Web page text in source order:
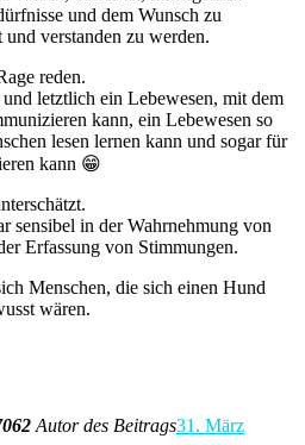
und dem Wunsch zu
verstanden zu werden.
reden.
letztlich ein Lebewesen, mit dem
kann, ein Lebewesen so
lesen lernen kann und sogar für
kann 😁
sensibel in der Wahrnehmung von
Erfassung von Stimmungen.
Menschen, die sich einen Hund
wären.
Autor des Beitrags31. März